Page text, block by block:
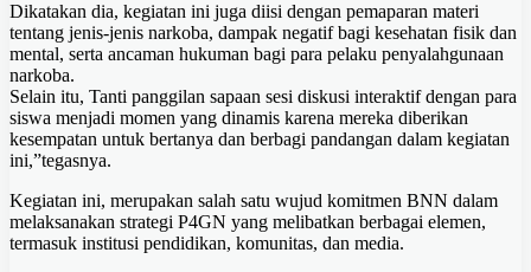
Dikatakan dia, kegiatan ini juga diisi dengan pemaparan materi
tentang jenis-jenis narkoba, dampak negatif bagi kesehatan fisik dan
mental, serta ancaman hukuman bagi para pelaku penyalahgunaan
narkoba.
Selain itu, Tanti panggilan sapaan sesi diskusi interaktif dengan para
siswa menjadi momen yang dinamis karena mereka diberikan
kesempatan untuk bertanya dan berbagi pandangan dalam kegiatan
ini,”tegasnya.
Kegiatan ini, merupakan salah satu wujud komitmen BNN dalam
melaksanakan strategi P4GN yang melibatkan berbagai elemen,
termasuk institusi pendidikan, komunitas, dan media.